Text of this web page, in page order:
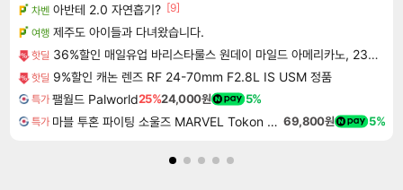
차벤 아반테 2.0 자연흡기? [9]
여행 제주도 아이들과 다녀왔습니다.
핫딜 36%할인 매일유업 바리스타룰스 원데이 마일드 아메리카노, 230ml, 20개
핫딜 9%할인 캐논 렌즈 RF 24-70mm F2.8L IS USM 정품
특가 팰월드 Palworld25%24,000원 5%
특가 마블 투혼 파이팅 소울즈 MARVEL Tokon Fighting Souls 69,800원 5%